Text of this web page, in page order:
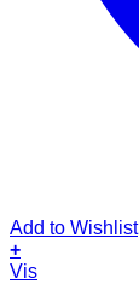
Add to Wishlist
+
Dette
Vis